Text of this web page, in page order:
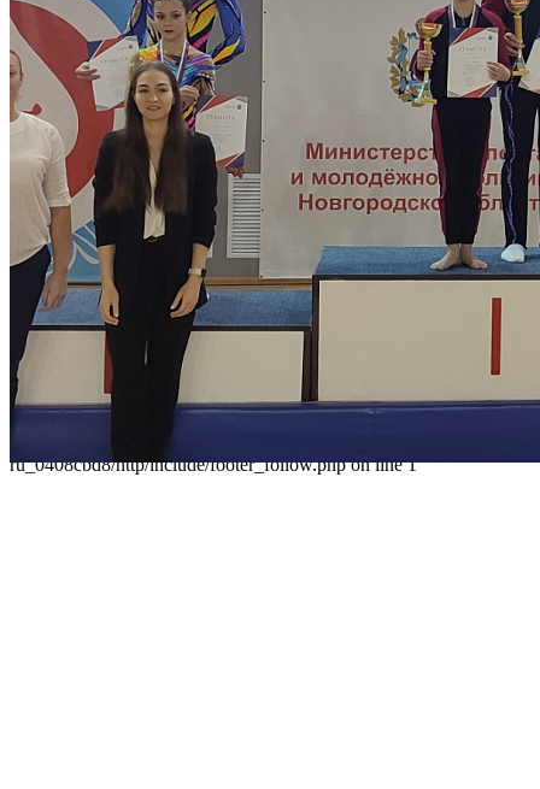
236040,г. Калининград, ул. Сергеева 10
+7 (401) 253-45-55
dtdm39@mail.ru
Приказ
Разделы
Главная
О Дворце
Родителям
Контакты
Карта сайта
Следуйте за нами
Parse error: syntax error, unexpected 'data' (T_STRING), expecting
ru_0408cbd8/http/include/footer_follow.php on line 1